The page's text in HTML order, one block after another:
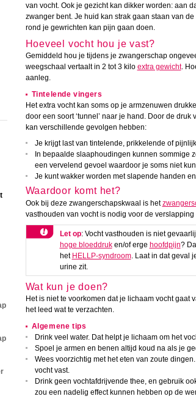
van vocht. Ook je gezicht kan dikker worden: aan
zwanger bent. Je huid kan strak gaan staan van
rond je gewrichten kan pijn gaan doen.
Hoeveel vocht hou je vast?
Gemiddeld hou je tijdens je zwangerschap
weegschaal vertaalt in 2 tot 3 kilo extra gewicht.
aanleg.
Tintelende vingers
Het extra vocht kan soms op je armzenuwen
door een soort ‘tunnel’ naar je hand. Door de
kan verschillende gevolgen hebben:
Je krijgt last van tintelende, prikkelende of
In bepaalde slaaphoudingen kunnen sommige
een vervelend gevoel waardoor je soms niet
Je kunt wakker worden met slapende handen
Waardoor komt het?
Ook bij deze zwangerschapskwaal is het
vasthouden van vocht is nodig voor de
Let op: Vocht vasthouden is niet
hoge bloeddruken/of erge hoofdpijn?
het HELLP-syndroom. Laat in dat geval
urine zit.
Wat kun je doen?
Het is niet te voorkomen dat je lichaam vocht gaat
het leed wat te verzachten.
Algemene tips
Drink veel water. Dat helpt je lichaam om het
Spoel je armen en benen altijd koud na als je
Wees voorzichtig met het eten van zoute
vocht vast.
Drink geen vochtafdrijvende thee, en gebruik
zou een nadelig effect kunnen hebben op de